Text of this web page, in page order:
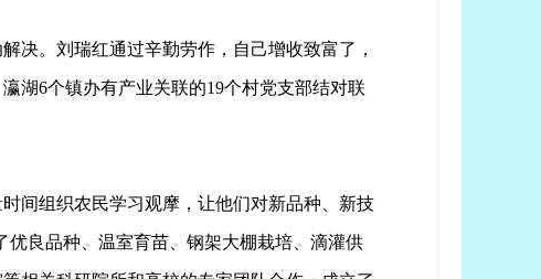
决。刘瑞红通过辛勤劳作，自己增收致富了，
湖6个镇办有产业关联的19个村党支部结对联
间组织农民学习观摩，让他们对新品种、新技
良品种、温室育苗、钢架大棚栽培、滴灌供